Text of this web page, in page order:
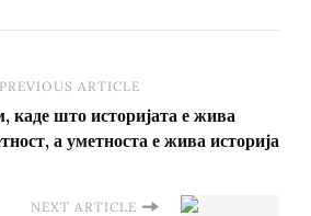
PREVIOUS ARTICLE
каде што историјата е жива
а уметноста е жива историја
NEXT ARTICLE